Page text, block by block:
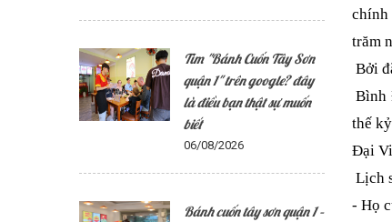
Tìm "Bánh Cuốn Tây Sơn
quận 1" trên google? đây
là điều bạn thật sự muốn
biết
06/08/2026
Bánh cuốn tây sơn quận 1 –
chính
trăm
Bởi
Bình
thế
Đại
Lịch
- Họ